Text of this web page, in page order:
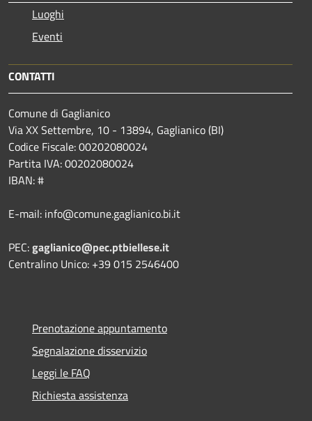
Luoghi
Eventi
CONTATTI
Comune di Gaglianico
Via XX Settembre, 10 - 13894, Gaglianico (BI)
Codice Fiscale: 00202080024
Partita IVA: 00202080024
IBAN: #
E-mail: info@comune.gaglianico.bi.it
PEC:gaglianico@pec.ptbiellese.it
Centralino Unico: +39 015 2546400
Prenotazione appuntamento
Segnalazione disservizio
Leggi le FAQ
Richiesta assistenza